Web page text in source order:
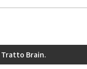
Tratto Brain.